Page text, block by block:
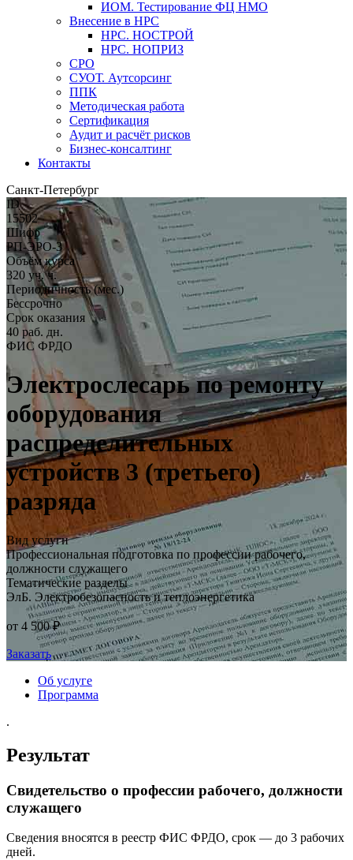
ИОМ. Тестирование ФЦ НМО
Внесение в НРС
НРС. НОСТРОЙ
НРС. НОПРИЗ
СРО
СУОТ. Аутсорсинг
ППК
Методическая работа
Сертификация
Аудит и расчёт рисков
Бизнес-консалтинг
Контакты
Санкт-Петербург
ID
15502
Шифр
РП-ЭРО-3
Объём курса
320 уч. ч.
Периодичность (мес.)
Бессрочно
Срок оказания
40 раб. дн.
ФИС ФРДО
Электрослесарь по ремонту
оборудования
распределительных
устройств 3 (третьего)
разряда
Вид услуги
Профессиональная подготовка по профессии рабочего,
должности служащего
Тематические разделы
ЭлБ. Электробезопасность и теплоэнергетика
от 4 500 ₽
Заказать
Об услуге
Программа
.
Результат
Свидетельство о профессии рабочего, должности
служащего
Сведения вносятся в реестр ФИС ФРДО, срок — до 3 рабочих
дней.